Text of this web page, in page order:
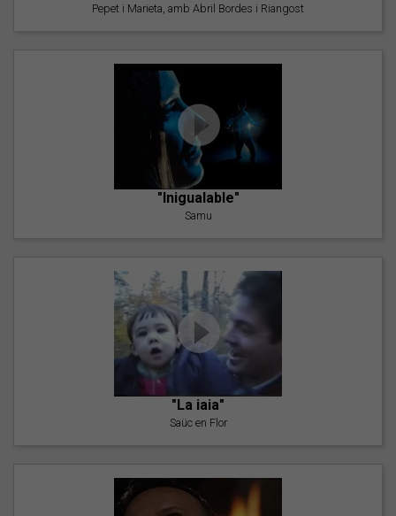
Pepet i Marieta, amb Abril Bordes i Riangost
"Inigualable"
Samu
"La iaia"
Saüc en Flor